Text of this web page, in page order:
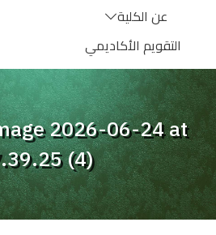
عن الكلية
التقويم الأكاديمي
2026-06-24 at
(4)